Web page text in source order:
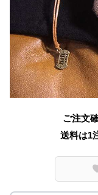
ご注文
送料は1